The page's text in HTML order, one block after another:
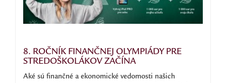
8. ROČNÍK FINANČNEJ OLYMPIÁDY PRE
STREDOŠKOLÁKOV ZAČÍNA
Aké sú finančné a ekonomické vedomosti našich